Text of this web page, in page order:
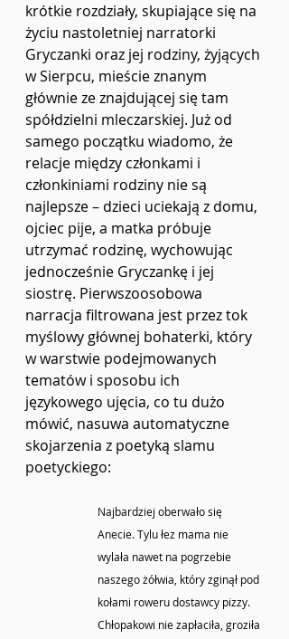
krótkie rozdziały, skupiające się na
życiu nastoletniej narratorki
Gryczanki oraz jej rodziny, żyjących
w Sierpcu, mieście znanym
głównie ze znajdującej się tam
spółdzielni mleczarskiej. Już od
samego początku wiadomo, że
relacje między członkami i
członkiniami rodziny nie są
najlepsze – dzieci uciekają z domu,
ojciec pije, a matka próbuje
utrzymać rodzinę, wychowując
jednocześnie Gryczankę i jej
siostrę. Pierwszoosobowa
narracja filtrowana jest przez tok
myślowy głównej bohaterki, który
w warstwie podejmowanych
tematów i sposobu ich
językowego ujęcia, co tu dużo
mówić, nasuwa automatyczne
skojarzenia z poetyką slamu
poetyckiego:
Najbardziej oberwało się
Anecie. Tylu łez mama nie
wylała nawet na pogrzebie
naszego żółwia, który zginął pod
kołami roweru dostawcy pizzy.
Chłopakowi nie zapłaciła, groziła